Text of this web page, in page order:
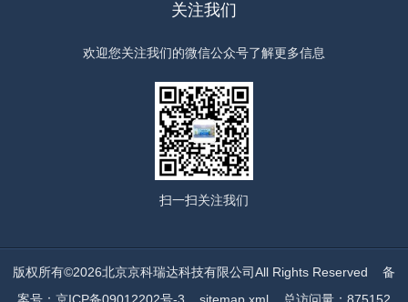
关注我们
欢迎您关注我们的微信公众号了解更多信息
扫一扫关注我们
版权所有©2026北京京科瑞达科技有限公司All Rights Reserved 备